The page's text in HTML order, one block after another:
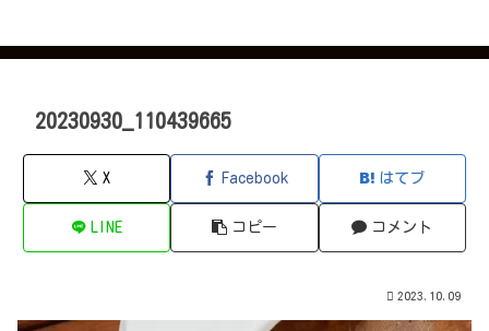
20230930_110439665
X Facebook はてブ
LINE コピー コメント
2023.10.09